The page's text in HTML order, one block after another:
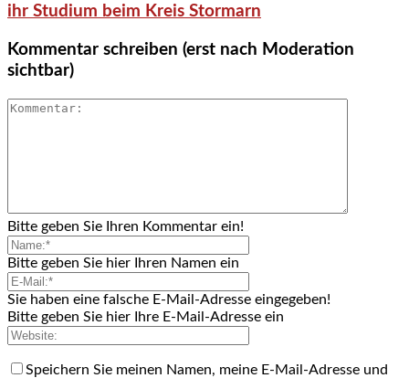
ihr Studium beim Kreis Stormarn
Kommentar schreiben (erst nach Moderation
sichtbar)
Bitte geben Sie Ihren Kommentar ein!
Bitte geben Sie hier Ihren Namen ein
Sie haben eine falsche E-Mail-Adresse eingegeben!
Bitte geben Sie hier Ihre E-Mail-Adresse ein
Speichern Sie meinen Namen, meine E-Mail-Adresse und